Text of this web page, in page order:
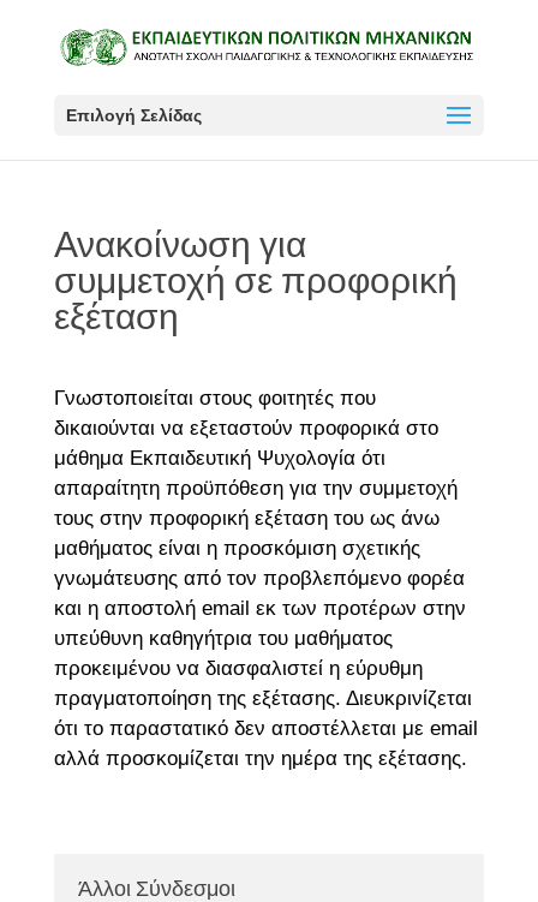
Επιλογή Σελίδας
Ανακοίνωση για
συμμετοχή σε προφορική
εξέταση
Γνωστοποιείται στους φοιτητές που
δικαιούνται να εξεταστούν προφορικά στο
μάθημα Εκπαιδευτική Ψυχολογία ότι
απαραίτητη προϋπόθεση για την συμμετοχή
τους στην προφορική εξέταση του ως άνω
μαθήματος είναι η προσκόμιση σχετικής
γνωμάτευσης από τον προβλεπόμενο φορέα
και η αποστολή email εκ των προτέρων στην
υπεύθυνη καθηγήτρια του μαθήματος
προκειμένου να διασφαλιστεί η εύρυθμη
πραγματοποίηση της εξέτασης. Διευκρινίζεται
ότι το παραστατικό δεν αποστέλλεται με email
αλλά προσκομίζεται την ημέρα της εξέτασης.
Άλλοι Σύνδεσμοι